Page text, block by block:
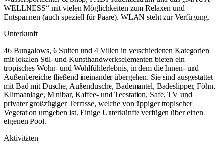
WELLNESS“ mit vielen Möglichkeiten zum Relaxen und
Entspannen (auch speziell für Paare). WLAN steht zur Verfügung.
Unterkunft
46 Bungalows, 6 Suiten und 4 Villen in verschiedenen Kategorien
mit lokalen Stil- und Kunsthandwerkselementen bieten ein
tropisches Wohn- und Wohlfühlerlebnis, in dem die Innen- und
Außenbereiche fließend ineinander übergehen. Sie sind ausgestattet
mit Bad mit Dusche, Außendusche, Bademantel, Badeslipper, Föhn,
Klimaanlage, Minibar, Kaffee- und Teestation, Safe, TV und
privater großzügiger Terrasse, welche von üppiger tropischer
Vegetation umgeben ist. Einige Unterkünfte verfügen über einen
eigenen Pool.
Aktivitäten